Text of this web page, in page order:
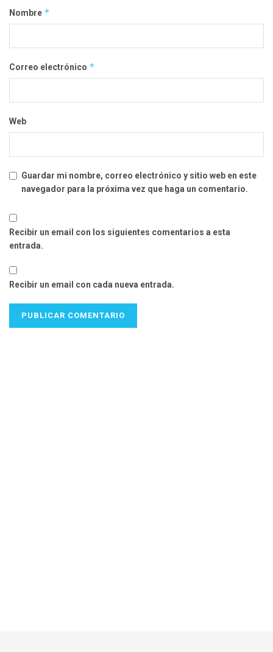
Nombre *
Correo electrónico *
Web
Guardar mi nombre, correo electrónico y sitio web en este
navegador para la próxima vez que haga un comentario.
Recibir un email con los siguientes comentarios a esta
entrada.
Recibir un email con cada nueva entrada.